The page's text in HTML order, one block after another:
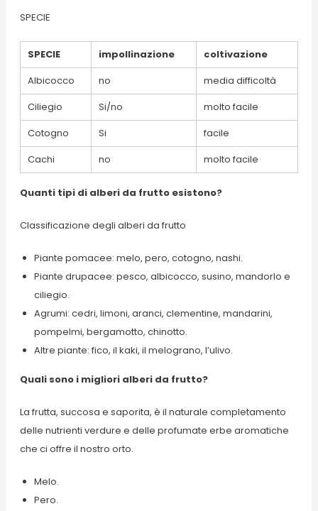
SPECIE
SPECIE impollinazione
coltivazione
Albicocco
no
media difficoltà
Ciliegio
Si/no
molto facile
Cotogno
Si
facile
Cachi
no molto facile
Quanti tipi di alberi da frutto esistono?
Classificazione degli alberi da frutto
Piante pomacee: melo, pero, cotogno, nashi.
Piante drupacee: pesco, albicocco, susino, mandorlo e
ciliegio.
Agrumi: cedri, limoni, aranci, clementine, mandarini,
pompelmi, bergamotto, chinotto.
Altre piante: fico, il kaki, il melograno, l’ulivo.
Quali sono i migliori alberi da frutto?
La frutta, succosa e saporita, è il naturale completamento
delle nutrienti verdure e delle profumate erbe aromatiche
che ci offre il nostro orto.
Melo.
Pero.